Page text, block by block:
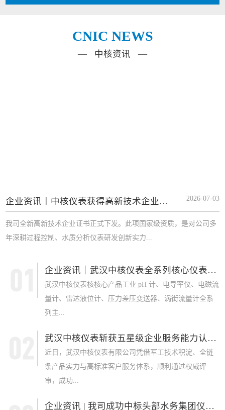
CNIC NEWS
— 中核资讯 —
企业资讯丨中核仪表获得高新技术企业证书 2026-07-03
我司全新高新技术企业证书正式下发。此项国家级资质，是对公司多
年深耕过程控制、水质分析仪表研发创新实力...
企业资讯｜武汉中核仪表全系列核心仪表获 SI...
武汉中核仪表核核心产品工业 pH 计、电导率仪、电磁流
量计、雷达液位计、压力差压变送器、涡街流量计全系
列主...
武汉中核仪表斩获五星级企业服务能力认证，军...
近日，武汉中核仪表有限公司凭借军工技术积淀、全链
条产品实力与高标准客户服务体系，顺利通过权威评
审，成功...
企业资讯 | 我司成功中标头部水务集团仪表采...